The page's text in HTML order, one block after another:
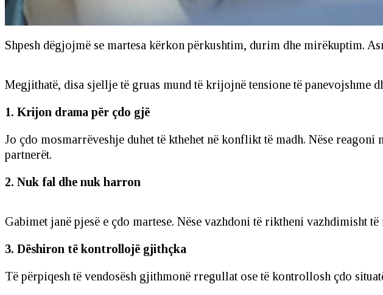
Shpesh dëgjojmë se martesa kërkon përkushtim, durim dhe mirëkuptim.
Megjithatë, disa sjellje të gruas mund të krijojnë tensione të panevojshme
1. Krijon drama për çdo gjë
Jo çdo mosmarrëveshje duhet të kthehet në konflikt të madh. Nëse
partnerët.
2. Nuk fal dhe nuk harron
Gabimet janë pjesë e çdo martese. Nëse vazhdoni të riktheni vazhdimisht
3. Dëshiron të kontrollojë gjithçka
Të përpiqesh të vendosësh gjithmonë rregullat ose të kontrollosh çdo